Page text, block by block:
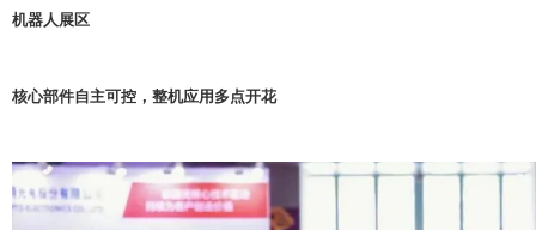
机器人展区
核心部件自主可控，整机应用多点开花